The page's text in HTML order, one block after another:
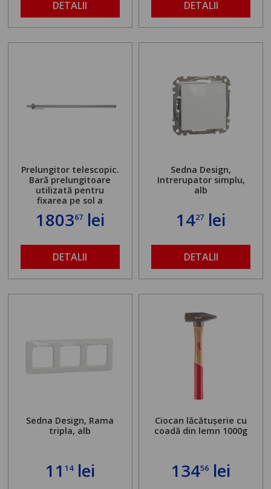
DETALII DETALII
Prelungitor telescopic.
Bară prelungitoare
utilizată pentru
fixarea pe sol a
standului mașinii de
găurit în locul
maximă admisă de 500
kg și înălțime reglabilă
de la 1,8 la 2,9 m
180367lei
DETALII
Sedna Design,
Intrerupator simplu,
alb
1427 lei
DETALII
Sedna Design, Rama
tripla, alb
11 14lei
Ciocan lăcătușerie cu
coadă din lemn 1000g
13456 lei